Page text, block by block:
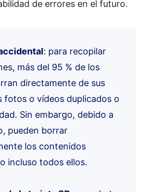
de errores en el futuro.
: para recopilar
más del 95 % de los
directamente de sus
fotos o vídeos duplicados o
Sin embargo, debido a
pueden borrar
los contenidos
incluso todos ellos.